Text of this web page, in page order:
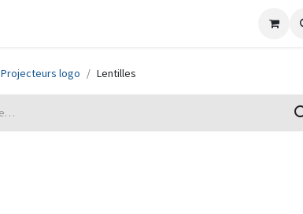
Contactez-nous
Projecteurs logo Lentilles